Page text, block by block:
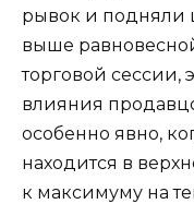
рывок и подняли
выше
торговой сессии,
влияния
особенно явно,
находится в
к максимуму на